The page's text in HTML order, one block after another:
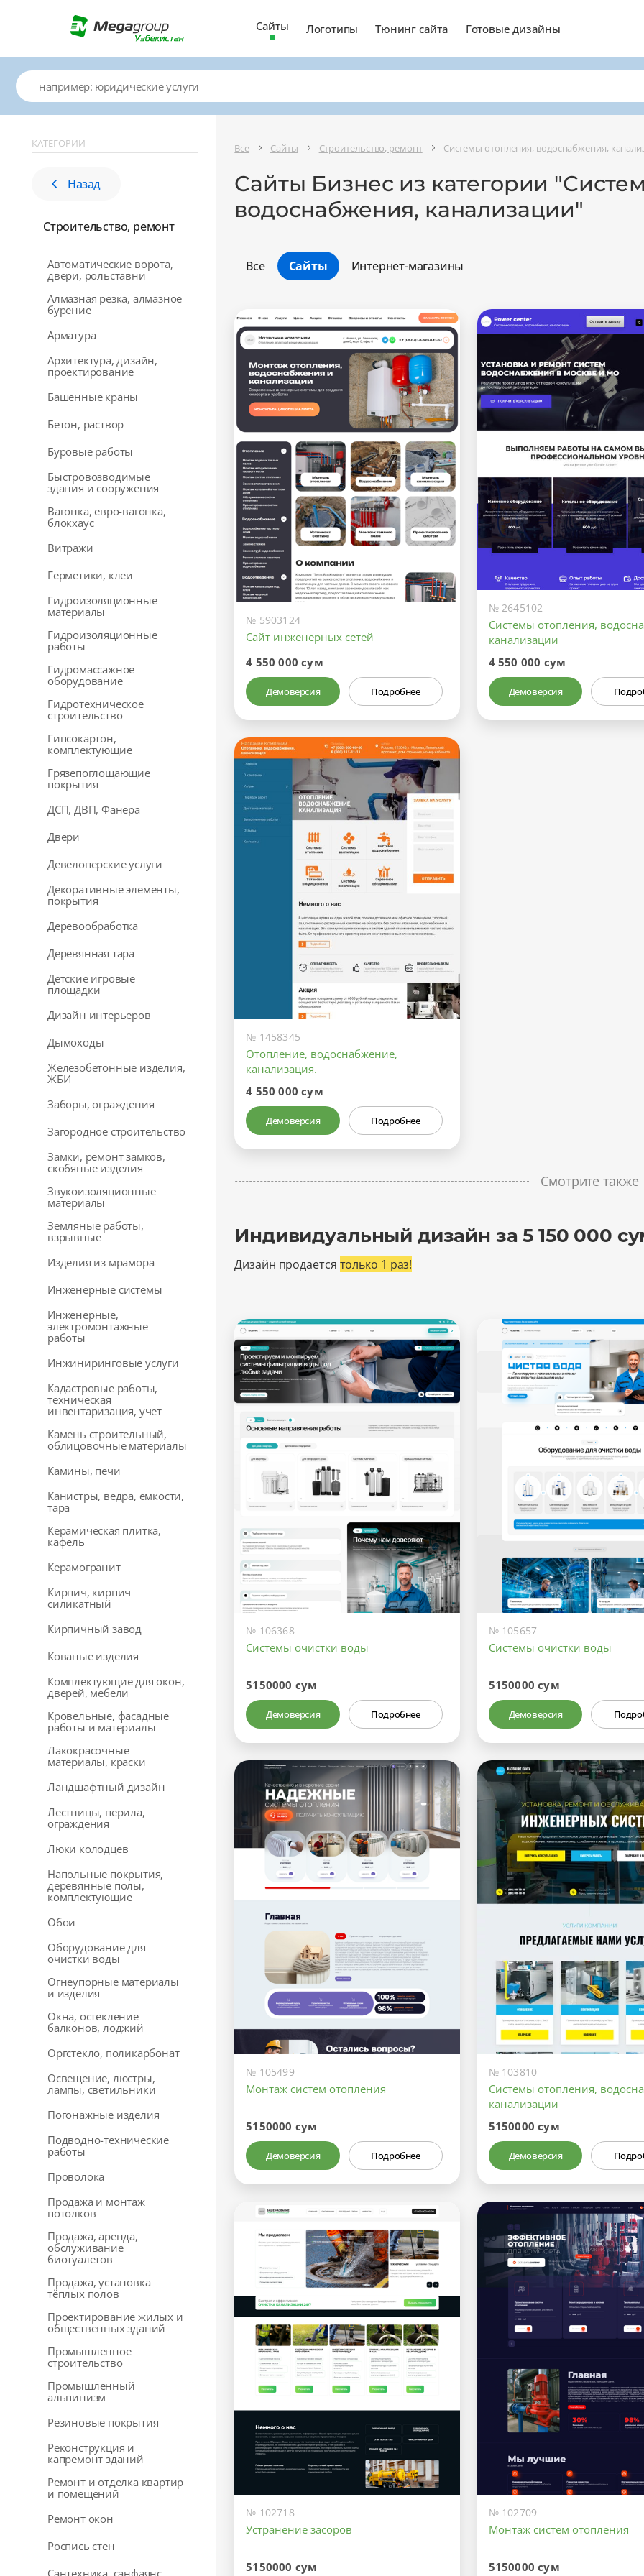
Сайты Логотипы Тюнинг сайта Готовые дизайны
КАТЕГОРИИ
Назад
Строительство, ремонт
Автоматические ворота,
двери, рольставни
Алмазная резка, алмазное
бурение
Арматура
Архитектура, дизайн,
проектирование
Башенные краны
Бетон, раствор
Буровые работы
Быстровозводимые
здания и сооружения
Вагонка, евро-вагонка,
блокхаус
Витражи
Герметики, клеи
Гидроизоляционные
материалы
Гидроизоляционные
работы
Гидромассажное
оборудование
Гидротехническое
строительство
Гипсокартон,
комплектующие
Грязепоглощающие
покрытия
ДСП, ДВП, Фанера
Двери
Девелоперские услуги
Декоративные элементы,
покрытия
Деревообработка
Деревянная тара
Детские игровые
площадки
Дизайн интерьеров
Дымоходы
Железобетонные изделия,
ЖБИ
Заборы, ограждения
Загородное строительство
Замки, ремонт замков,
скобяные изделия
Звукоизоляционные
материалы
Земляные работы,
взрывные
Изделия из мрамора
Инженерные системы
Инженерные,
электромонтажные
работы
Инжиниринговые услуги
Кадастровые работы,
техническая
инвентаризация, учет
Камень строительный,
облицовочные материалы
Камины, печи
Канистры, ведра, емкости,
тара
Керамическая плитка,
кафель
Керамогранит
Кирпич, кирпич
силикатный
Кирпичный завод
Кованые изделия
Комплектующие для окон,
дверей, мебели
Кровельные, фасадные
работы и материалы
Лакокрасочные
материалы, краски
Ландшафтный дизайн
Лестницы, перила,
ограждения
Люки колодцев
Напольные покрытия,
деревянные полы,
комплектующие
Обои
Оборудование для
очистки воды
Огнеупорные материалы
и изделия
Окна, остекление
балконов, лоджий
Оргстекло, поликарбонат
Освещение, люстры,
лампы, светильники
Погонажные изделия
Подводно-технические
работы
Проволока
Продажа и монтаж
потолков
Продажа, аренда,
обслуживание
биотуалетов
Продажа, установка
тёплых полов
Проектирование жилых и
общественных зданий
Промышленное
строительство
Промышленный
альпинизм
Резиновые покрытия
Реконструкция и
капремонт зданий
Ремонт и отделка квартир
и помещений
Ремонт окон
Роспись стен
Сантехника, санфаянс
Все Сайты Строительство, ремонт Системы отопления, водоснабжения,
Сайты Бизнес из категории
водоснабжения, канализации"
Все Сайты
Оптимальный
Максимальный
Интернет-магазины
№ 5903124
Сайт инженерных сетей
4 550 000 сум
Демоверсия Подробнее
№ 2645102
Системы отопления,
канализации
4 550 000 сум
Демоверсия
№ 1458345
Отопление, водоснабжение,
канализация.
4 550 000 сум
Демоверсия Подробнее
Смотрите также
Индивидуальный дизайн за 5 150 000
Дизайн продается только 1 раз!
№ 106368
Системы очистки воды
5150000 сум
Демоверсия Подробнее
№ 105657
Системы очистки воды
5150000 сум
Демоверсия
№ 105499
Монтаж систем отопления
5150000 сум
Демоверсия Подробнее
№ 103810
Системы отопления,
канализации
5150000 сум
Демоверсия
№ 102718
Устранение засоров
5150000 сум
№ 102709
Монтаж систем отопления
5150000 сум